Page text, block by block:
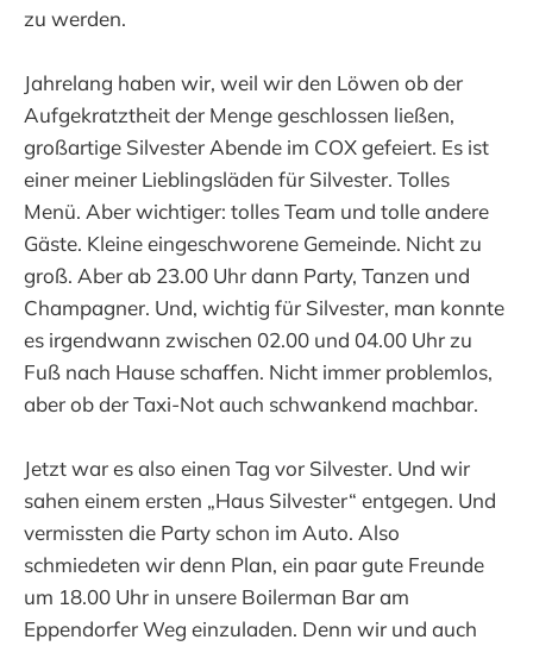
zu werden.
Jahrelang haben wir, weil wir den Löwen ob der
Aufgekratztheit der Menge geschlossen ließen,
großartige Silvester Abende im COX gefeiert. Es ist
einer meiner Lieblingsläden für Silvester. Tolles
Menü. Aber wichtiger: tolles Team und tolle andere
Gäste. Kleine eingeschworene Gemeinde. Nicht zu
groß. Aber ab 23.00 Uhr dann Party, Tanzen und
Champagner. Und, wichtig für Silvester, man konnte
es irgendwann zwischen 02.00 und 04.00 Uhr zu
Fuß nach Hause schaffen. Nicht immer problemlos,
aber ob der Taxi-Not auch schwankend machbar.
Jetzt war es also einen Tag vor Silvester. Und wir
sahen einem ersten „Haus Silvester“ entgegen. Und
vermissten die Party schon im Auto. Also
schmiedeten wir denn Plan, ein paar gute Freunde
um 18.00 Uhr in unsere Boilerman Bar am
Eppendorfer Weg einzuladen. Denn wir und auch